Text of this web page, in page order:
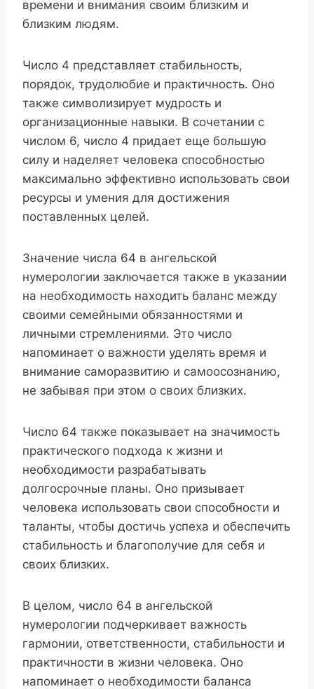
времени и внимания своим близким и
близким людям.
Число 4 представляет стабильность,
порядок, трудолюбие и практичность. Оно
также символизирует мудрость и
организационные навыки. В сочетании с
числом 6, число 4 придает еще большую
силу и наделяет человека способностью
максимально эффективно использовать свои
ресурсы и умения для достижения
поставленных целей.
Значение числа 64 в ангельской
нумерологии заключается также в указании
на необходимость находить баланс между
своими семейными обязанностями и
личными стремлениями. Это число
напоминает о важности уделять время и
внимание саморазвитию и самоосознанию,
не забывая при этом о своих близких.
Число 64 также показывает на значимость
практического подхода к жизни и
необходимости разрабатывать
долгосрочные планы. Оно призывает
человека использовать свои способности и
таланты, чтобы достичь успеха и обеспечить
стабильность и благополучие для себя и
своих близких.
В целом, число 64 в ангельской
нумерологии подчеркивает важность
гармонии, ответственности, стабильности и
практичности в жизни человека. Оно
напоминает о необходимости баланса